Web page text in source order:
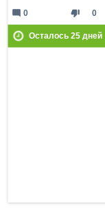
thumb_down 0
mode_comment 0
Осталось 25дней